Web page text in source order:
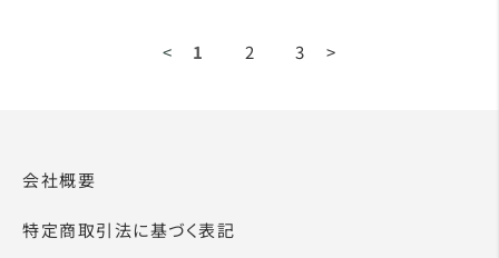
< 1 2 3 >
会社概要
特定商取引法に基づく表記